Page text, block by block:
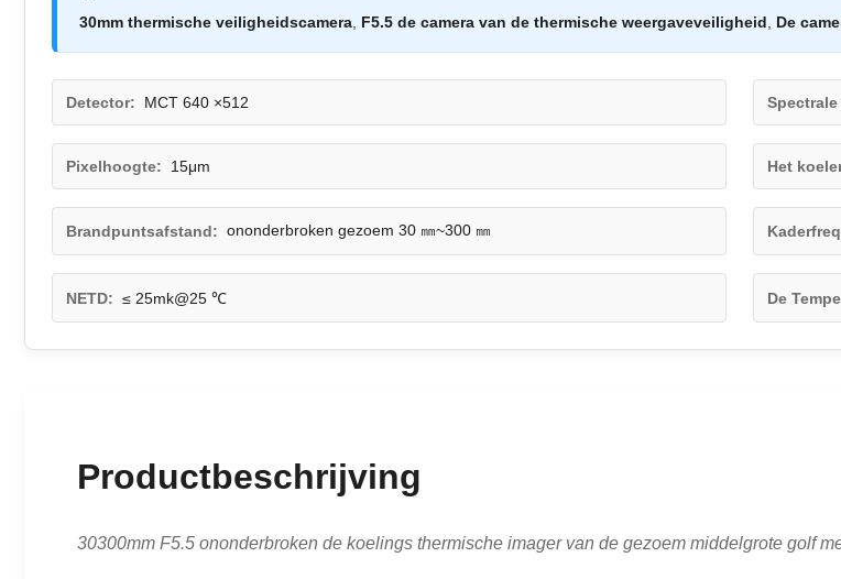
30mm thermische veiligheidscamera F5.5 de camera van de thermische weergaveveiligheid De
Detector: MCT 640 ×512 Spectrale
Pixelhoogte: 15μm Het
Brandpuntsafstand: ononderbroken gezoem 30 ㎜~300 ㎜
NETD: ≤ 25mk@25 ℃ De
Productbeschrijving
30300mm F5.5 ononderbroken de koelings thermische imager van de gezoem middelgrote golf